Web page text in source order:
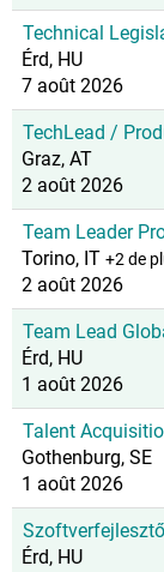
Technical
Érd, HU
7 août 2026
TechLead /
Graz, AT
2 août 2026
Team Leader
Torino, IT +2 de
2 août 2026
Team Lead
Érd, HU
1 août 2026
Talent
Gothenburg, SE
1 août 2026
Érd, HU